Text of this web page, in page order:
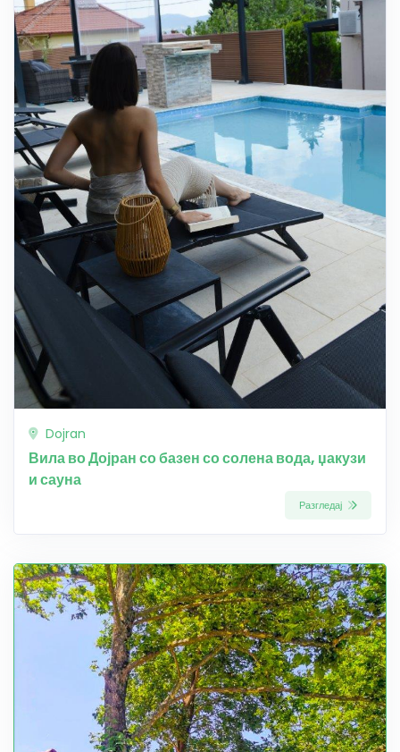
Dojran
Вила во Дојран со базен со солена вода, џакузи
и сауна
Разгледај